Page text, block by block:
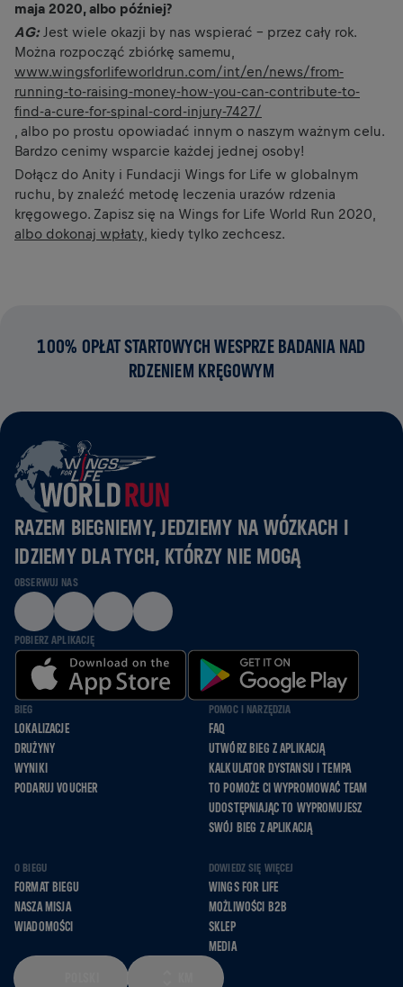
maja 2020, albo później?
AG:Jest wiele okazji by nas wspierać – przez cały rok.
Można rozpocząć zbiórkę samemu,
www.wingsforlifeworldrun.com/int/en/news/from-
running-to-raising-money-how-you-can-contribute-to-
find-a-cure-for-spinal-cord-injury-7427/
, albo po prostu opowiadać innym o naszym ważnym celu.
Bardzo cenimy wsparcie każdej jednej osoby!
Dołącz do Anity i Fundacji Wings for Life w globalnym
ruchu, by znaleźć metodę leczenia urazów rdzenia
kręgowego. Zapisz się na Wings for Life World Run 2020,
albo dokonaj wpłaty , kiedy tylko zechcesz.
100% OPŁAT STARTOWYCH WESPRZE BADANIA NAD
RDZENIEM KRĘGOWYM
RAZEM BIEGNIEMY, JEDZIEMY NA WÓZKACH I
IDZIEMY DLA TYCH, KTÓRZY NIE MOGĄ
OBSERWUJ NAS
POBIERZ APLIKACJĘ
BIEG
LOKALIZACJE
DRUŻYNY
WYNIKI
PODARUJ VOUCHER
POMOC I NARZĘDZIA
FAQ
UTWÓRZ BIEG Z APLIKACJĄ
KALKULATOR DYSTANSU I TEMPA
TO POMOŻE CI WYPROMOWAĆ TEAM
UDOSTĘPNIAJĄC TO WYPROMUJESZ
SWÓJ BIEG Z APLIKACJĄ
O BIEGU
FORMAT BIEGU
NASZA MISJA
WIADOMOŚCI
DOWIEDZ SIĘ WIĘCEJ
WINGS FOR LIFE
MOŻLIWOŚCI B2B
SKLEP
MEDIA